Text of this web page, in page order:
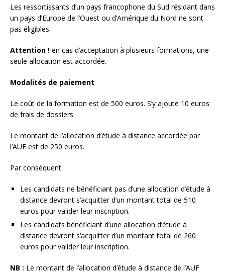
Les ressortissants d’un pays francophone du Sud résidant dans
un pays d’Europe de l’Ouest ou d’Amérique du Nord ne sont
pas éligibles.
Attention ! en cas d’acceptation à plusieurs formations, une
seule allocation est accordée.
Modalités de paiement
Le coût de la formation est de 500 euros. S’y ajoute 10 euros
de frais de dossiers.
Le montant de l’allocation d’étude à distance accordée par
l’AUF est de 250 euros.
Par conséquent :
Les candidats ne bénéficiant pas d’une allocation d’étude à
distance devront s’acquitter d’un montant total de 510
euros pour valider leur inscription.
Les candidats bénéficiant d’une allocation d’étude à
distance devront s’acquitter d’un montant total de 260
euros pour valider leur inscription.
NB : Le montant de l’allocation d’étude à distance de l’AUF